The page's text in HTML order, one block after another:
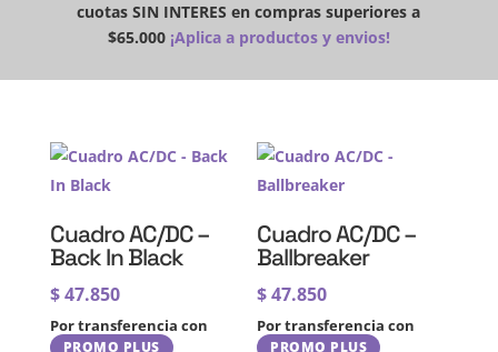
cuotas SIN INTERES en compras superiores a
$65.000¡Aplica a productos y envios!
Cuadro AC/DC –
Back In Black
$47.850
Por transferencia con
PROMO PLUS
Cuadro AC/DC –
Ballbreaker
$47.850
Por transferencia con
PROMO PLUS